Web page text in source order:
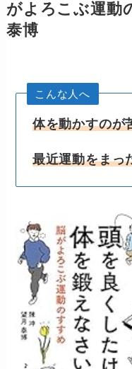
がよろこぶ運
泰博
こんな人へ
体を動かすのが
最近運動をまっ